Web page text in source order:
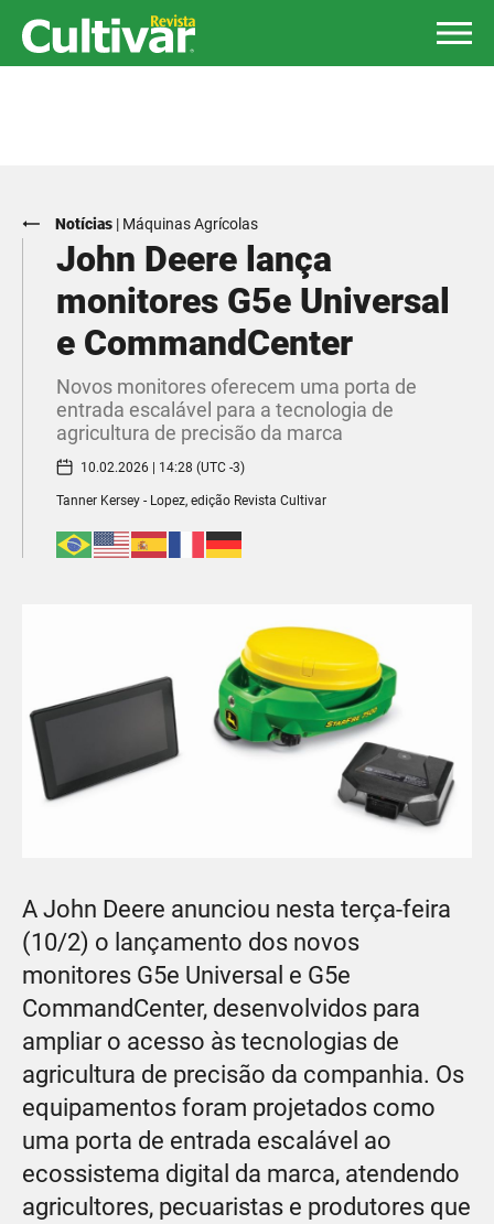
Notícias | Máquinas Agrícolas
John Deere lança
monitores G5e Universal
e CommandCenter
Novos monitores oferecem uma porta de
entrada escalável para a tecnologia de
agricultura de precisão da marca
10.02.2026 | 14:28 (UTC -3)
Tanner Kersey - Lopez, edição Revista Cultivar
A John Deere anunciou nesta terça-feira
(10/2) o lançamento dos novos
monitores G5e Universal e G5e
CommandCenter, desenvolvidos para
ampliar o acesso às tecnologias de
agricultura de precisão da companhia. Os
equipamentos foram projetados como
uma porta de entrada escalável ao
ecossistema digital da marca, atendendo
agricultores, pecuaristas e produtores que